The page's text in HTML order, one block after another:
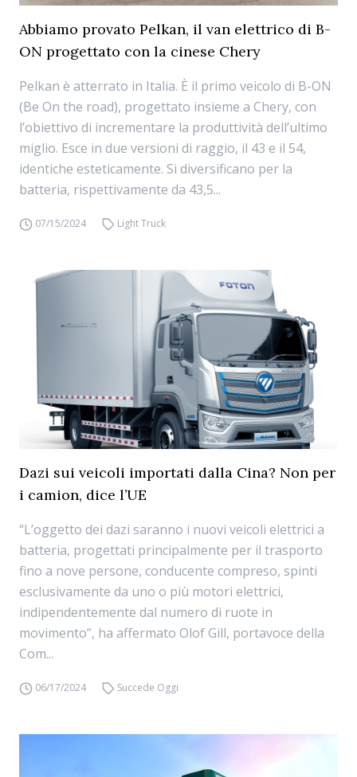
Abbiamo provato Pelkan, il van elettrico di B-
ON progettato con la cinese Chery
Pelkan è atterrato in Italia. È il primo veicolo di B-ON
(Be On the road), progettato insieme a Chery, con
l’obiettivo di incrementare la produttività dell’ultimo
miglio. Esce in due versioni di raggio, il 43 e il 54,
identiche esteticamente. Si diversificano per la
batteria, rispettivamente da 43,5...
07/15/2024 Light Truck
Dazi sui veicoli importati dalla Cina? Non per
i camion, dice l’UE
“L’oggetto dei dazi saranno i nuovi veicoli elettrici a
batteria, progettati principalmente per il trasporto
fino a nove persone, conducente compreso, spinti
esclusivamente da uno o più motori elettrici,
indipendentemente dal numero di ruote in
movimento”, ha affermato Olof Gill, portavoce della
Com...
06/17/2024 Succede Oggi